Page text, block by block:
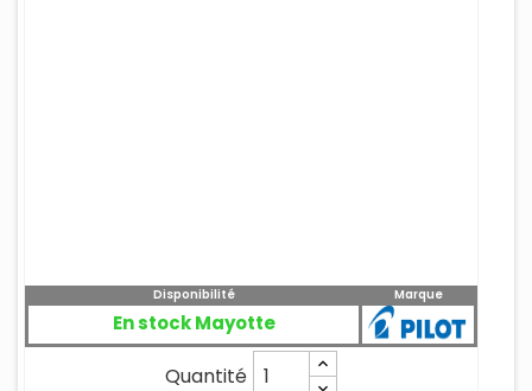
Disponibilité
En stock Mayotte
Marque
Quantité